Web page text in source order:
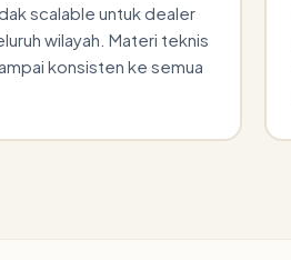
scalable untuk dealer
wilayah. Materi teknis
konsisten ke semua